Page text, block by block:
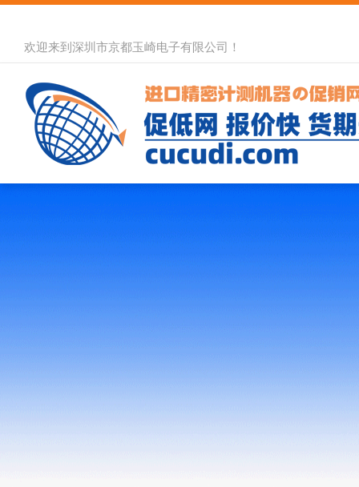
欢迎来到深圳市京都玉崎电子有限公司！